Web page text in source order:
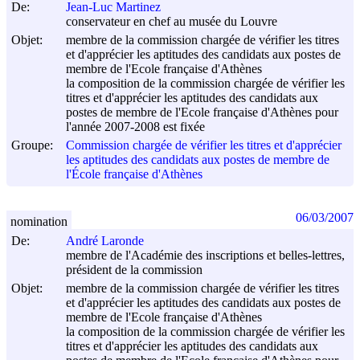
De:
Jean-Luc Martinez
conservateur en chef au musée du Louvre
Objet:
membre de la commission chargée de vérifier les titres
et d'apprécier les aptitudes des candidats aux postes de
membre de l'Ecole française d'Athènes
la composition de la commission chargée de vérifier les
titres et d'apprécier les aptitudes des candidats aux
postes de membre de l'Ecole française d'Athènes pour
l'année 2007-2008 est fixée
Groupe:
Commission chargée de vérifier les titres et d'apprécier
les aptitudes des candidats aux postes de membre de
l'École française d'Athènes
De:
André Laronde
membre de l'Académie des inscriptions et belles-lettres,
président de la commission
Objet:
membre de la commission chargée de vérifier les titres
et d'apprécier les aptitudes des candidats aux postes de
membre de l'Ecole française d'Athènes
la composition de la commission chargée de vérifier les
titres et d'apprécier les aptitudes des candidats aux
nomination 06/03/2007